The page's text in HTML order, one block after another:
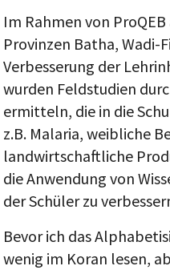
Im Rahmen von
Provinzen Batha, Wadi-
Verbesserung der
wurden Feldstudien
ermitteln, die in die
z.B. Malaria, weibliche
landwirtschaftliche
die Anwendung von
der Schüler zu
Bevor ich das
wenig im Koran lesen,